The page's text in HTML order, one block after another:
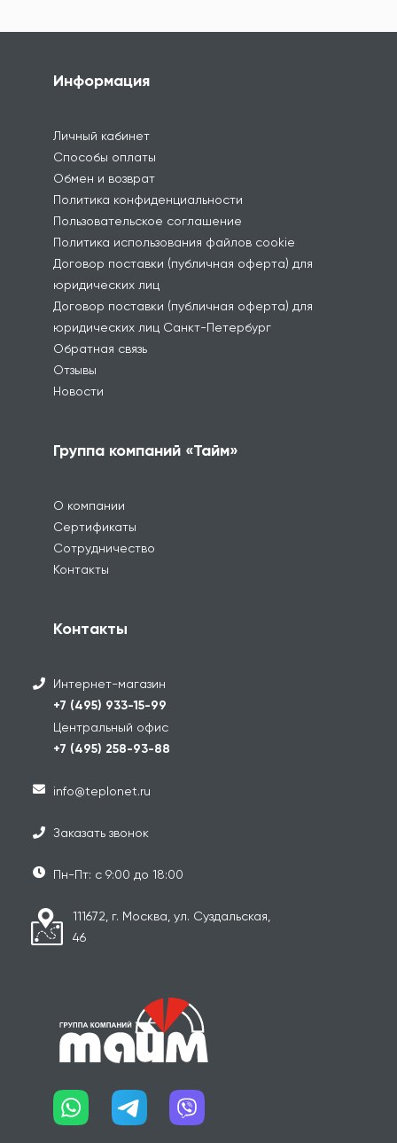
Информация
Личный кабинет
Способы оплаты
Обмен и возврат
Политика конфиденциальности
Пользовательское соглашение
Политика использования файлов cookie
Договор поставки (публичная оферта) для
юридических лиц
Договор поставки (публичная оферта) для
юридических лиц Санкт-Петербург
Обратная связь
Отзывы
Новости
Группа компаний «Тайм»
О компании
Сертификаты
Сотрудничество
Контакты
Контакты
Интернет-магазин
+7 (495) 933-15-99
Центральный офис
+7 (495) 258-93-88
info@teplonet.ru
Заказать звонок
Пн-Пт: с 9:00 до 18:00
111672, г. Москва, ул. Суздальская,
46